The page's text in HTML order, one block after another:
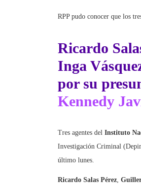
RPP pudo conocer que los
Ricardo
Inga
por su
Kennedy
Tres agentes del Instituto
Investigación Criminal
último lunes.
Ricardo Salas Pérez,